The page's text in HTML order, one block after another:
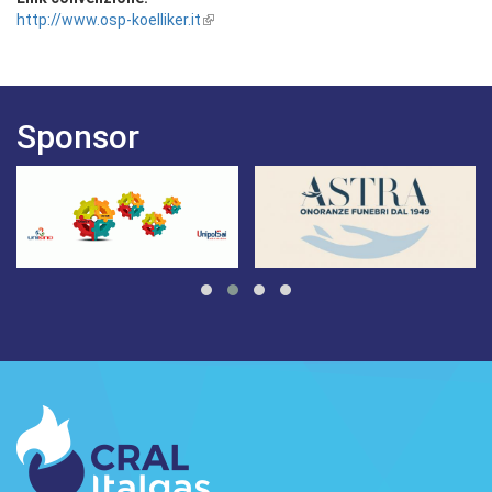
http://www.osp-koelliker.it
Sponsor